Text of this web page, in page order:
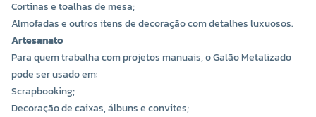
Cortinas e toalhas de mesa;
Almofadas e outros itens de decoração com detalhes luxuosos.
Artesanato
Para quem trabalha com projetos manuais, o Galão Metalizado
pode ser usado em:
Scrapbooking;
Decoração de caixas, álbuns e convites;